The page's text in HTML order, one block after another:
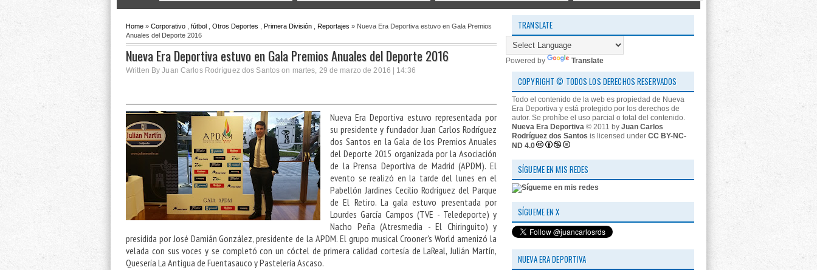
Home » Corporativo fútbol Otros Deportes Primera División Reportajes » Nueva Era Deportiva estuvo en Gala Premios
Anuales del Deporte 2016
Nueva Era Deportiva estuvo en Gala Premios Anuales del Deporte 2016
Written By Juan Carlos Rodríguez dos Santos on martes, 29 de marzo de 2016 | 14:36
Nueva Era Deportiva estuvo representada por
su presidente y fundador Juan Carlos Rodríguez
dos Santos en la Gala de los Premios Anuales
del Deporte 2015 organizada por la Asociación
de la Prensa Deportiva de Madrid (APDM). El
evento se realizó en la tarde del lunes en el
Pabellón Jardines Cecilio Rodríguez del Parque
de El Retiro. La gala estuvo presentada por
Lourdes García Campos (TVE - Teledeporte) y
Nacho Peña (Atresmedia - El Chiringuito) y
presidida por José Damián González, presidente de la APDM. El grupo musical Crooner's World amenizó la
velada con sus voces y se completó con un cóctel de primera calidad cortesía de LaReal, Julián Martín,
Quesería La Antigua de Fuentasauco y Pastelería Ascaso.
TRANSLATE
Powered by Translate
COPYRIGHT © TODOS LOS DERECHOS RESERVADOS
Todo el contenido de la web es propiedad de Nueva
Era Deportiva y está protegido por los derechos de
autor. Se prohíbe el uso parcial o total del contenido.
Nueva Era Deportiva © 2011 by Juan Carlos
Rodríguez dos Santos is licensed under CC BY-NC-
ND 4.0
SÍGUEME EN MIS REDES
SÍGUEME EN X
NUEVA ERA DEPORTIVA